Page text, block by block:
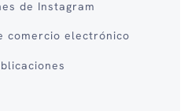
de Instagram
comercio electrónico